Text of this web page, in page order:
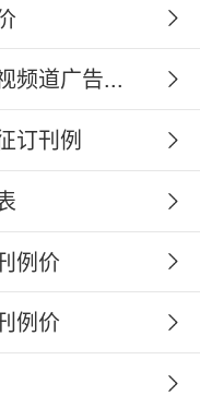
频道广告...
订刊例
例价
例价